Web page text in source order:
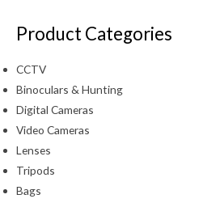
Product Categories
CCTV
Binoculars & Hunting
Digital Cameras
Video Cameras
Lenses
Tripods
Bags